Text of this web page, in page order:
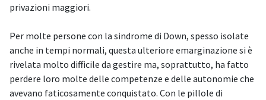
privazioni maggiori.
Per molte persone con la sindrome di Down, spesso isolate
anche in tempi normali, questa ulteriore emarginazione si è
rivelata molto difficile da gestire ma, soprattutto, ha fatto
perdere loro molte delle competenze e delle autonomie che
avevano faticosamente conquistato. Con le pillole di